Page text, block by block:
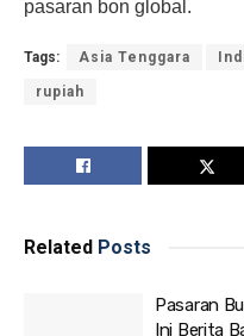
pasaran bon global.
Tags: Asia Tenggara
rupiah
Related Posts
Pasaran
Ini Berita